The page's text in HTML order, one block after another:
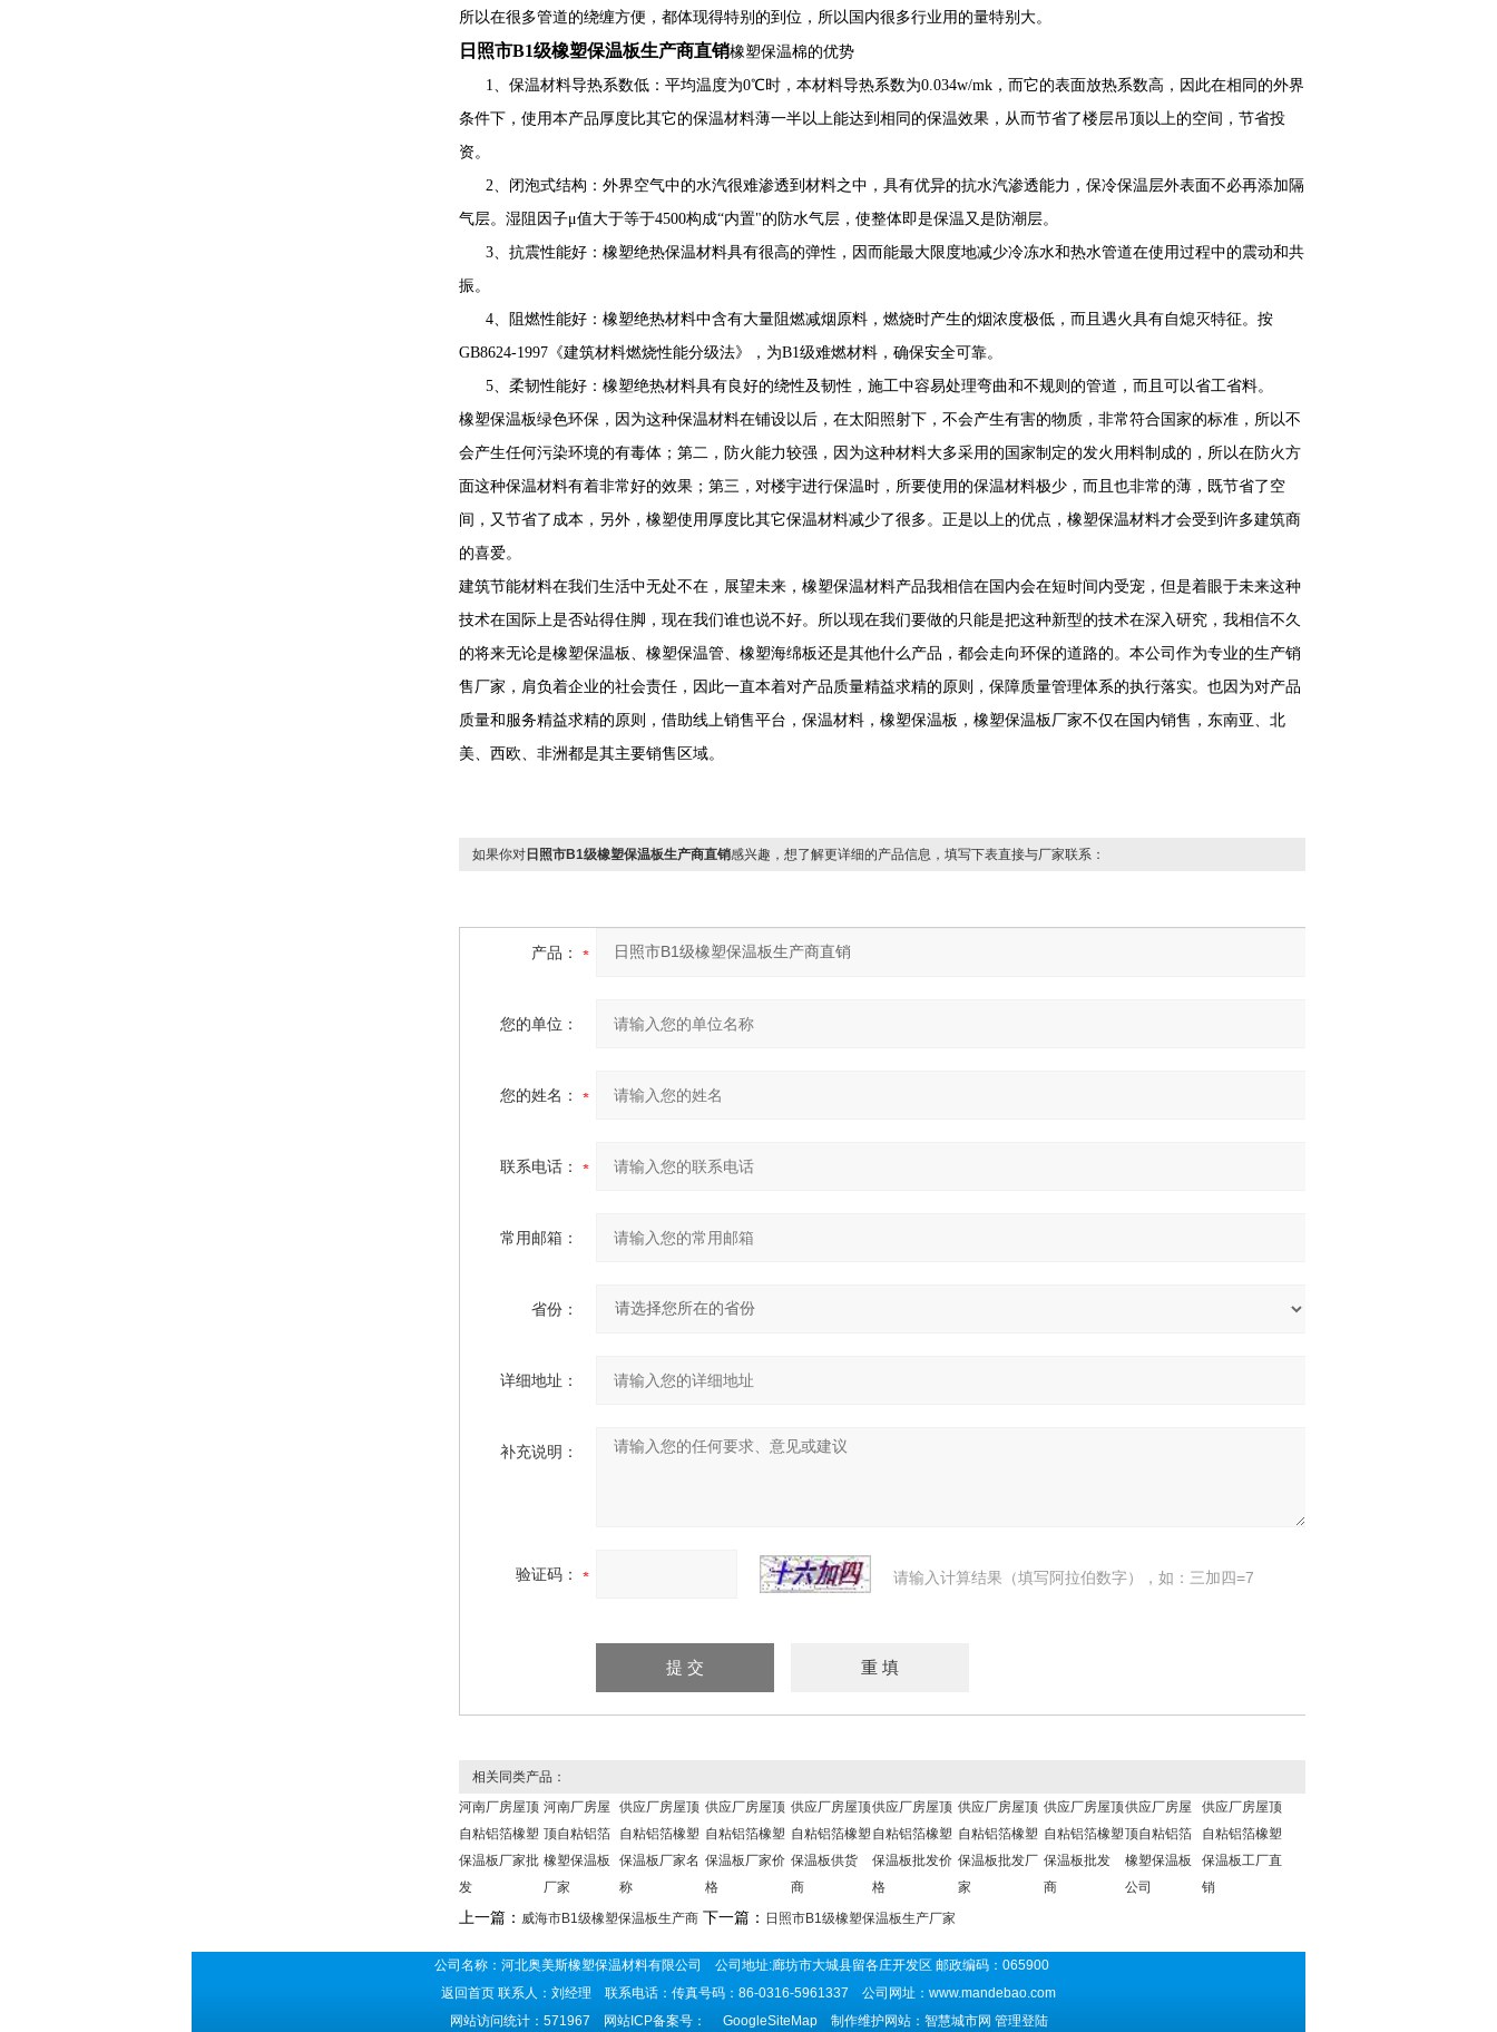
所以在很多管道的绕缠方便，都体现得特别的到位，所以国内很多行业用的量特别大。
日照市B1级橡塑保温板生产商直销橡塑保温棉的优势
1、保温材料导热系数低：平均温度为0℃时，本材料导热系数为0.034w/mk，而它的表面放热系数高，因此在相同的外界
条件下，使用本产品厚度比其它的保温材料薄一半以上能达到相同的保温效果，从而节省了楼层吊顶以上的空间，节省投
资。
2、闭泡式结构：外界空气中的水汽很难渗透到材料之中，具有优异的抗水汽渗透能力，保冷保温层外表面不必再添加隔
气层。湿阻因子μ值大于等于4500构成“内置"的防水气层，使整体即是保温又是防潮层。
3、抗震性能好：橡塑绝热保温材料具有很高的弹性，因而能最大限度地减少冷冻水和热水管道在使用过程中的震动和共
振。
4、阻燃性能好：橡塑绝热材料中含有大量阻燃减烟原料，燃烧时产生的烟浓度极低，而且遇火具有自熄灭特征。按
GB8624-1997《建筑材料燃烧性能分级法》，为B1级难燃材料，确保安全可靠。
5、柔韧性能好：橡塑绝热材料具有良好的绕性及韧性，施工中容易处理弯曲和不规则的管道，而且可以省工省料。
橡塑保温板绿色环保，因为这种保温材料在铺设以后，在太阳照射下，不会产生有害的物质，非常符合国家的标准，所以不
会产生任何污染环境的有毒体；第二，防火能力较强，因为这种材料大多采用的国家制定的发火用料制成的，所以在防火方
面这种保温材料有着非常好的效果；第三，对楼宇进行保温时，所要使用的保温材料极少，而且也非常的薄，既节省了空
间，又节省了成本，另外，橡塑使用厚度比其它保温材料减少了很多。正是以上的优点，橡塑保温材料才会受到许多建筑商
的喜爱。
建筑节能材料在我们生活中无处不在，展望未来，橡塑保温材料产品我相信在国内会在短时间内受宠，但是着眼于未来这种
技术在国际上是否站得住脚，现在我们谁也说不好。所以现在我们要做的只能是把这种新型的技术在深入研究，我相信不久
的将来无论是橡塑保温板、橡塑保温管、橡塑海绵板还是其他什么产品，都会走向环保的道路的。本公司作为专业的生产销
售厂家，肩负着企业的社会责任，因此一直本着对产品质量精益求精的原则，保障质量管理体系的执行落实。也因为对产品
质量和服务精益求精的原则，借助线上销售平台，保温材料，橡塑保温板，橡塑保温板厂家不仅在国内销售，东南亚、北
美、西欧、非洲都是其主要销售区域。
如果你对 日照市B1级橡塑保温板生产商直销感兴趣，想了解更详细的产品信息，填写下表直接与厂家联系：
产品：
您的单位：
您的姓名：
联系电话：
常用邮箱：
省份：
详细地址：
补充说明：
验证码： 请输入计算结果（填写阿拉伯数字），如：三加四=7
相关同类产品：
河南厂房屋顶
自粘铝箔橡塑
保温板厂家批
发
河南厂房屋
顶自粘铝箔
橡塑保温板
厂家
供应厂房屋顶
自粘铝箔橡塑
保温板厂家名
称
供应厂房屋顶
自粘铝箔橡塑
保温板厂家价
格
供应厂房屋顶
自粘铝箔橡塑
保温板供货
商
供应厂房屋顶
自粘铝箔橡塑
保温板批发价
格
供应厂房屋顶
自粘铝箔橡塑
保温板批发厂
家
供应厂房屋顶
自粘铝箔橡塑
保温板批发
商
供应厂房屋
顶自粘铝箔
橡塑保温板
公司
供应厂房屋顶
自粘铝箔橡塑
保温板工厂直
销
上一篇： 威海市B1级橡塑保温板生产商 下一篇： 日照市B1级橡塑保温板生产厂家
公司名称：河北奥美斯橡塑保温材料有限公司 公司地址:廊坊市大城县留各庄开发区 邮政编码：065900
返回首页 联系人：刘经理 联系电话：传真号码：86-0316-5961337 公司网址： www.mandebao.com
网站访问统计：571967 网站ICP备案号：
GoogleSiteMap制作维护网站：智慧城市网 管理登陆